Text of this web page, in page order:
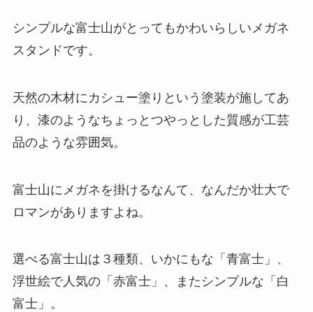
シンプルな富士山がとってもかわいらしいメガネ
スタンドです。
天然の木材にカシュー塗りという塗装が施してあ
り、漆のようなちょっとつやっとした質感が工芸
品のような雰囲気。
富士山にメガネを掛けるなんて、なんだか壮大で
ロマンがありますよね。
選べる富士山は３種類、いかにもな「青富士」、
浮世絵で人気の「赤富士」、またシンプルな「白
富士」。